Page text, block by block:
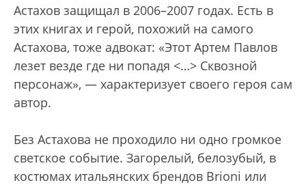
Астахов защищал в 2006–2007 годах. Есть в
этих книгах и герой, похожий на самого
Астахова, тоже адвокат: «Этот Артем Павлов
лезет везде где ни попадя <…> Сквозной
персонаж», — характеризует своего героя сам
автор.
Без Астахова не проходило ни одно громкое
светское событие. Загорелый, белозубый, в
костюмах итальянских брендов Brioni или